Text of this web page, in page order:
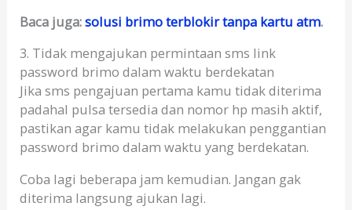
Baca juga:solusi brimo terblokir tanpa kartu atm.
3. Tidak mengajukan permintaan sms link
password brimo dalam waktu berdekatan
Jika sms pengajuan pertama kamu tidak diterima
padahal pulsa tersedia dan nomor hp masih aktif,
pastikan agar kamu tidak melakukan penggantian
password brimo dalam waktu yang berdekatan.
Coba lagi beberapa jam kemudian. Jangan gak
diterima langsung ajukan lagi.